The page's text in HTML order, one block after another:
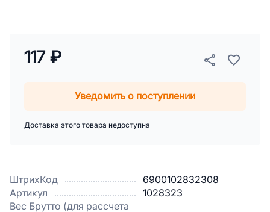
ШтрихКод
6900102832308
Артикул
1028323
Вес Брутто (для рассчета
117 ₽
Уведомить о поступлении
Доставка этого товара недоступна